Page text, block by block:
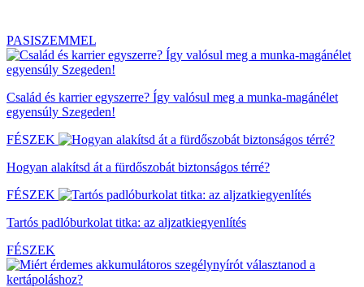
PASISZEMMEL
Család és karrier egyszerre? Így valósul meg a munka-magánélet
egyensúly Szegeden!
FÉSZEK
Hogyan alakítsd át a fürdőszobát biztonságos térré?
FÉSZEK
Tartós padlóburkolat titka: az aljzatkiegyenlítés
FÉSZEK